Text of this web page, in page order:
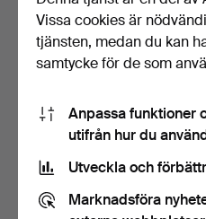
ROYAL COPENHAGEN.
Figur av faun på sköldpa…
Klubbades 3 jul 2026
15 bud
Vissa cookies är
tjänsten, medan du kan
samtycke för de som
Anpassa funktioner
utifrån hur du
Utveckla och
Marknadsföra